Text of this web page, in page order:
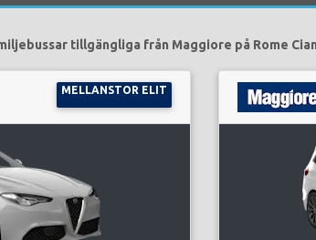
tillgängliga från Maggiore på Rome
MELLANSTOR ELIT